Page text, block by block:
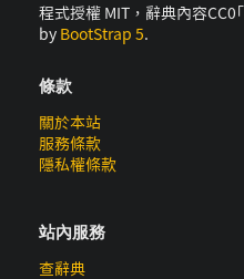
程式授權 MIT，辭典內容
by BootStrap 5.
條款
關於本站
服務條款
隱私權條款
站內服務
查辭典